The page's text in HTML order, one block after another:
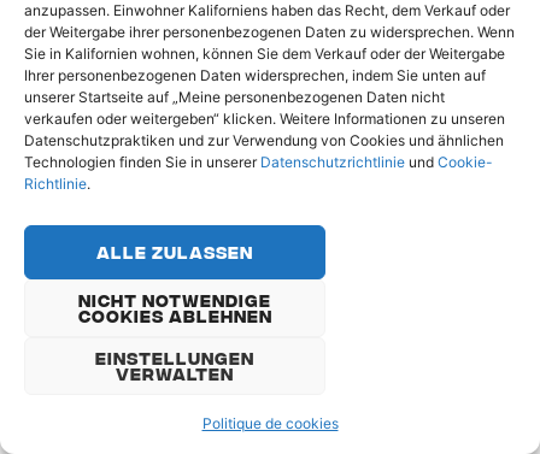
anzupassen. Einwohner Kaliforniens haben das Recht, dem Verkauf oder
der Weitergabe ihrer personenbezogenen Daten zu widersprechen. Wenn
Sie in Kalifornien wohnen, können Sie dem Verkauf oder der Weitergabe
Ihrer personenbezogenen Daten widersprechen, indem Sie unten auf
unserer Startseite auf „Meine personenbezogenen Daten nicht
verkaufen oder weitergeben“ klicken. Weitere Informationen zu unseren
Datenschutzpraktiken und zur Verwendung von Cookies und ähnlichen
Technologien finden Sie in unserer Datenschutzrichtlinie und Cookie-
Richtlinie.
Alle Zulassen
Nicht Notwendige
Cookies Ablehnen
Einstellungen
Verwalten
Politique de cookies
und Datenanalyseunternehmen (einschließlich bestimmter
Social-Media-Werbepartner) verwendet werden, die
möglicherweise Cookies oder ähnliche Technologien
einsetzen können, um Informationen über Ihre Interaktionen
mit den Websites von Redwit zu sammeln und/oder zu
speichern.
und vergleichbare Technologien über das Cookie-Banner,
das beim Zugriff auf die Dienste von Redwit angezeigt wird,
deaktivieren, indem Sie auf die Cookie-Einstellungen unten
auf der Website von Redwit klicken oder eine schriftliche
Anfrage an Redwit gemäß den im Abschnitt „Kontaktieren
Sie Redwit” am Ende dieser Datenschutzerklärung
Webbrowser akzeptieren Cookies standardmäßig. Wenn